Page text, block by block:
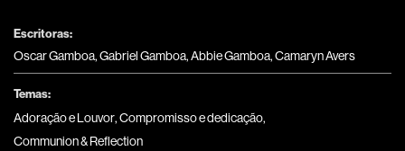
Escritoras:
Oscar Gamboa, Gabriel Gamboa, Abbie Gamboa, Camaryn Avers
Temas:
Adoração e Louvor,Compromisso e dedicação,
Communion & Reflection